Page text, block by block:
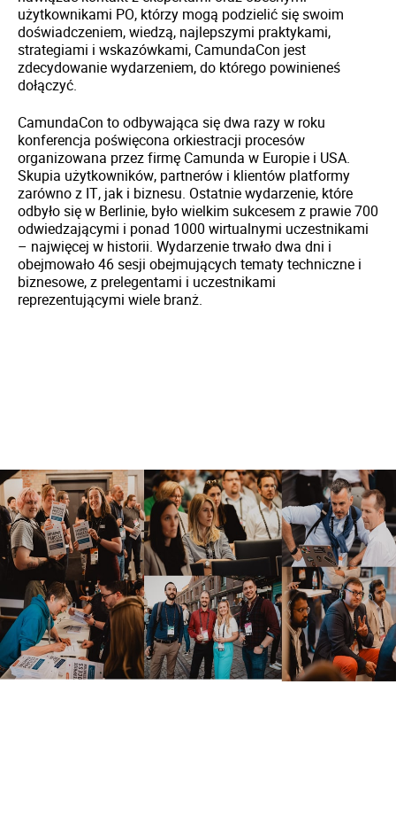
użytkownikami PO, którzy mogą podzielić się swoim
doświadczeniem, wiedzą, najlepszymi praktykami,
strategiami i wskazówkami, CamundaCon jest
zdecydowanie wydarzeniem, do którego powinieneś
dołączyć.
CamundaCon to odbywająca się dwa razy w roku
konferencja poświęcona orkiestracji procesów
organizowana przez firmę Camunda w Europie i USA.
Skupia użytkowników, partnerów i klientów platformy
zarówno z IT, jak i biznesu. Ostatnie wydarzenie, które
odbyło się w Berlinie, było wielkim sukcesem z prawie 700
odwiedzającymi i ponad 1000 wirtualnymi uczestnikami
– najwięcej w historii. Wydarzenie trwało dwa dni i
obejmowało 46 sesji obejmujących tematy techniczne i
biznesowe, z prelegentami i uczestnikami
reprezentującymi wiele branż.